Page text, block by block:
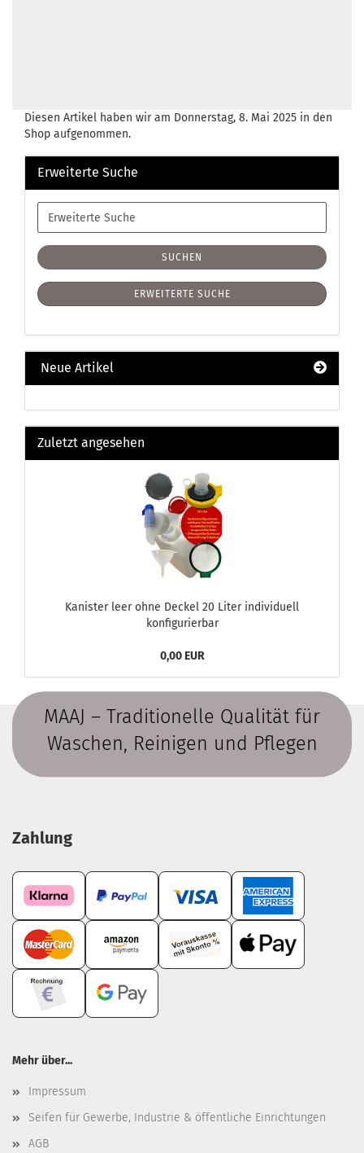
Diesen Artikel haben wir am Donnerstag, 8. Mai 2025 in den
Shop aufgenommen.
Erweiterte Suche
Erweiterte
Suche
SUCHEN
ERWEITERTE SUCHE
Neue Artikel
Zuletzt angesehen
Kanister leer ohne Deckel 20 Liter individuell
konfigurierbar
0,00 EUR
MAAJ – Traditionelle Qualität für
Waschen, Reinigen und Pflegen
Zahlung
Mehr über...
Impressum
Seifen für Gewerbe, Industrie & öffentliche Einrichtungen
AGB